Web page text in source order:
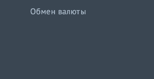
Обмен валюты